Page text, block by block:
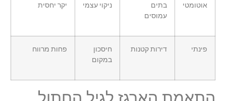
אוטומטי
בתים
עמוסים
ניקוי עצמי יקר יחסית
פינתי דירות קטנות
חיסכון
במקום
פחות מרווח